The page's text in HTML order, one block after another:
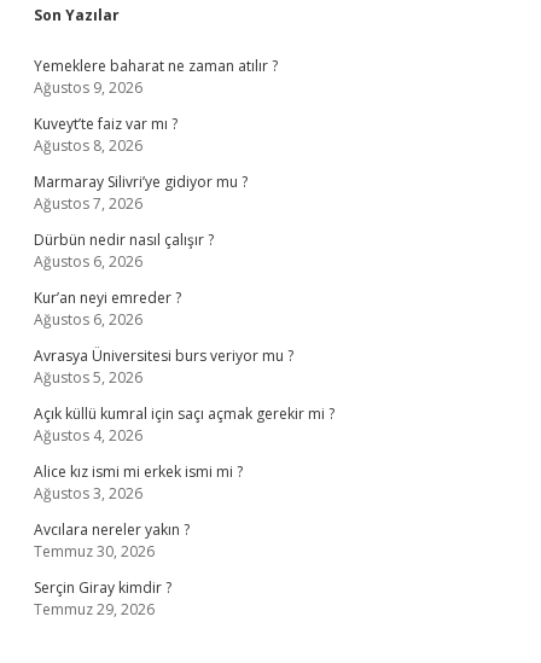
Sidebar
Son Yazılar
Yemeklere baharat ne zaman atılır ?
Ağustos 9, 2026
Kuveyt’te faiz var mı ?
Ağustos 8, 2026
Marmaray Silivri’ye gidiyor mu ?
Ağustos 7, 2026
Dürbün nedir nasıl çalışır ?
Ağustos 6, 2026
Kur’an neyi emreder ?
Ağustos 6, 2026
Avrasya Üniversitesi burs veriyor mu ?
Ağustos 5, 2026
Açık küllü kumral için saçı açmak gerekir mi ?
Ağustos 4, 2026
Alice kız ismi mi erkek ismi mi ?
Ağustos 3, 2026
Avcılara nereler yakın ?
Temmuz 30, 2026
Serçin Giray kimdir ?
Temmuz 29, 2026